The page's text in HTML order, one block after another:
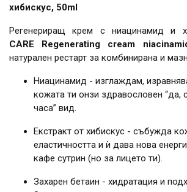
хибискус, 50ml
Регенериращ крем с ниацинамид и
CARE Regenerating cream
натурален рестарт за комбинирана и
Ниацинамид - изглаждам,
кожата ти онзи здравословен “да,
часа” вид.
Екстракт от хибискус - събужда
еластичността и ѝ дава нова
кафе сутрин (но за лицето ти).
Захарен бетаин - хидратация и